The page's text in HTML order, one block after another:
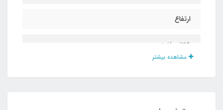
ارتفاع
135 سانت
مشاهده بیشتر